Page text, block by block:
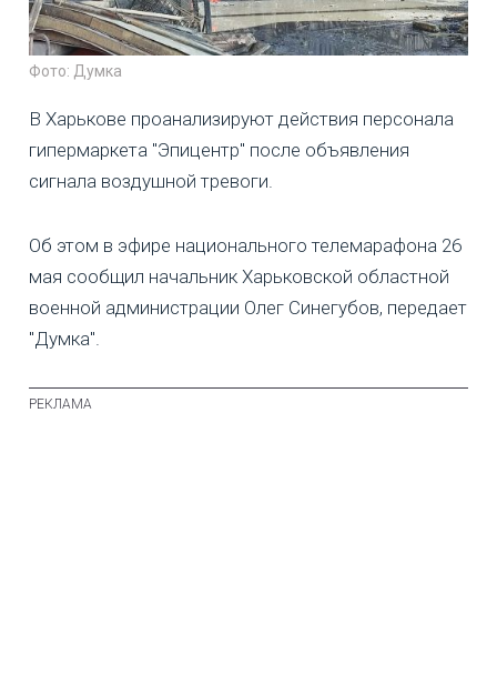
Фото: Думка
В Харькове проанализируют действия персонала
гипермаркета "Эпицентр" после объявления
сигнала воздушной тревоги.
Об этом в эфире национального телемарафона 26
мая сообщил начальник Харьковской областной
военной администрации Олег Синегубов, передает
"Думка".